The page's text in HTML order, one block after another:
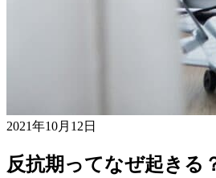
2021年10月12日
反抗期ってなぜ起きる